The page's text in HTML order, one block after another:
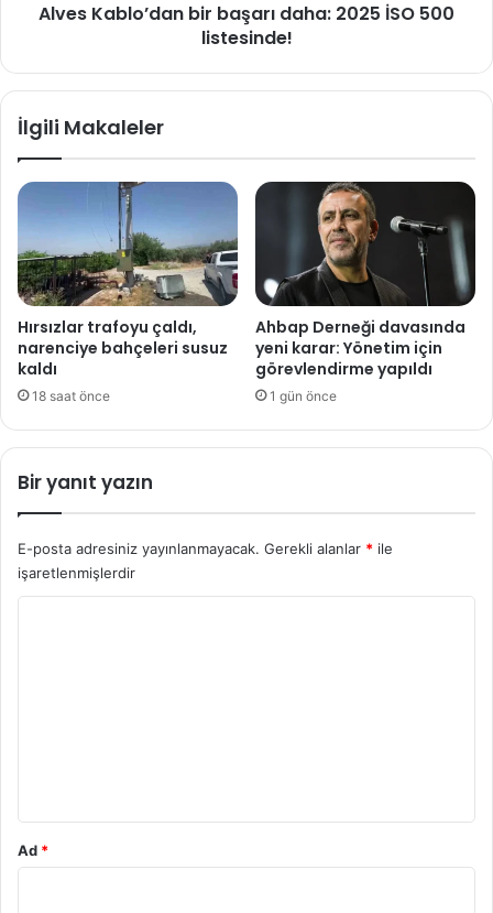
Alves Kablo’dan bir başarı daha: 2025 İSO 500
listesinde!
İlgili Makaleler
Hırsızlar trafoyu çaldı,
narenciye bahçeleri susuz
kaldı
18 saat önce
Ahbap Derneği davasında
yeni karar: Yönetim için
görevlendirme yapıldı
1 gün önce
Bir yanıt yazın
E-posta adresiniz yayınlanmayacak. Gerekli alanlar * ile
işaretlenmişlerdir
Ad *